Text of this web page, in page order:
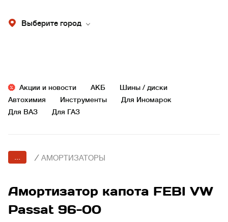
Выберите город
Акции и новости АКБ
Шины / диски
Автохимия
Инструменты
Для Иномарок
Для ВАЗ
Для ГАЗ
... / АМОРТИЗАТОРЫ
Амортизатор капота FEBI VW
Passat 96-00